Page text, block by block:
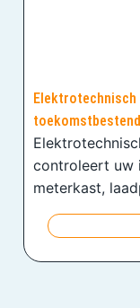
Elektrotechnisch
controleert uw
meterkast,